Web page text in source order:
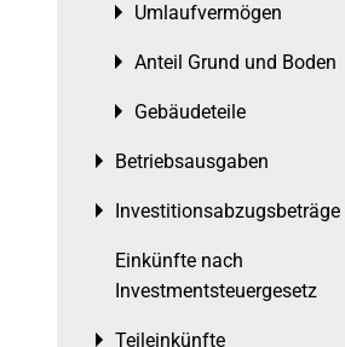
Umlaufvermögen
Toggle menu
Anteil Grund und Boden
Toggle menu
Gebäudeteile
Toggle menu
Betriebsausgaben
Toggle menu
Investitionsabzugsbeträge
Toggle menu
Einkünfte nach
Investmentsteuergesetz
Teileinkünfte
Toggle menu